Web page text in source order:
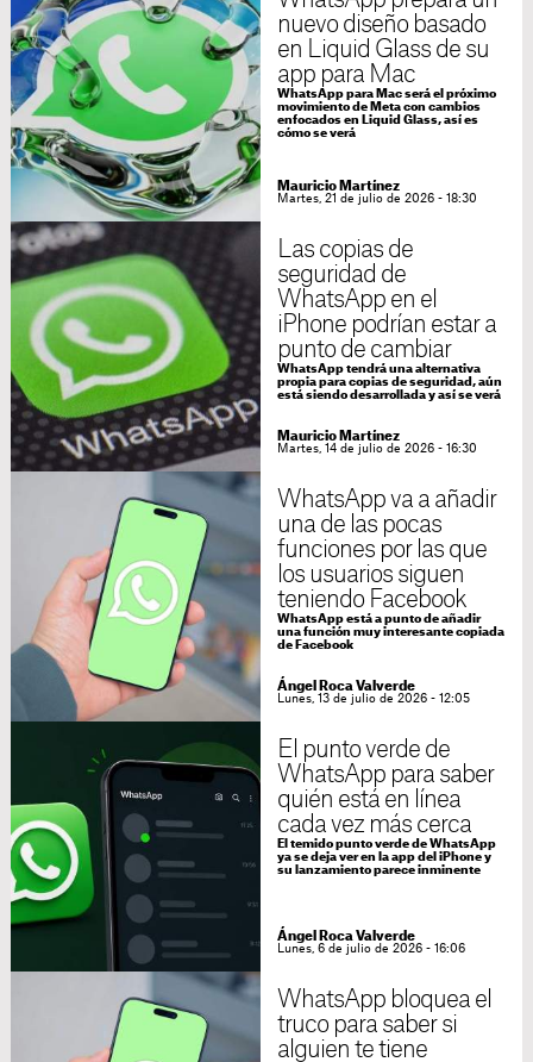
nuevo diseño basado
en Liquid Glass de su
app para Mac
WhatsApp para Mac será el próximo
movimiento de Meta con cambios
enfocados en Liquid Glass, así es
cómo se verá
Mauricio Martínez
Martes, 21 de julio de 2026 - 18:30
Las copias de
seguridad de
WhatsApp en el
iPhone podrían estar a
punto de cambiar
WhatsApp tendrá una alternativa
propia para copias de seguridad, aún
está siendo desarrollada y así se verá
Mauricio Martínez
Martes, 14 de julio de 2026 - 16:30
WhatsApp va a añadir
una de las pocas
funciones por las que
los usuarios siguen
teniendo Facebook
WhatsApp está a punto de añadir
una función muy interesante copiada
de Facebook
Ángel Roca Valverde
Lunes, 13 de julio de 2026 - 12:05
El punto verde de
WhatsApp para saber
quién está en línea
cada vez más cerca
El temido punto verde de WhatsApp
ya se deja ver en la app del iPhone y
su lanzamiento parece inminente
Ángel Roca Valverde
Lunes, 6 de julio de 2026 - 16:06
WhatsApp bloquea el
truco para saber si
alguien te tiene